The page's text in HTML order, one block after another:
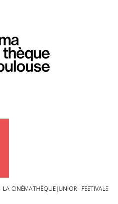
LA CINÉMATHÈQUE JUNIOR FESTIVALS